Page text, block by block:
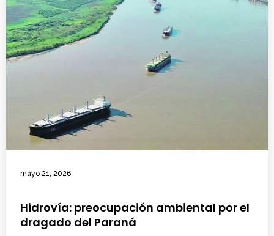
mayo 21, 2026
Hidrovía: preocupación ambiental por el
dragado del Paraná